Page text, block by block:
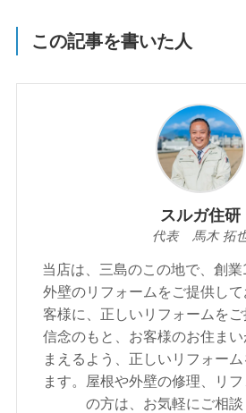
この記事を書いた人
スルガ住研
代表 馬木 拓
当店は、三島のこの地で、創
外壁のリフォームをご提供し
客様に、正しいリフォームを
信念のもと、お客様のお住ま
まえるよう、正しいリフォー
ます。屋根や外壁の修理、リ
の方は、お気軽にご相談